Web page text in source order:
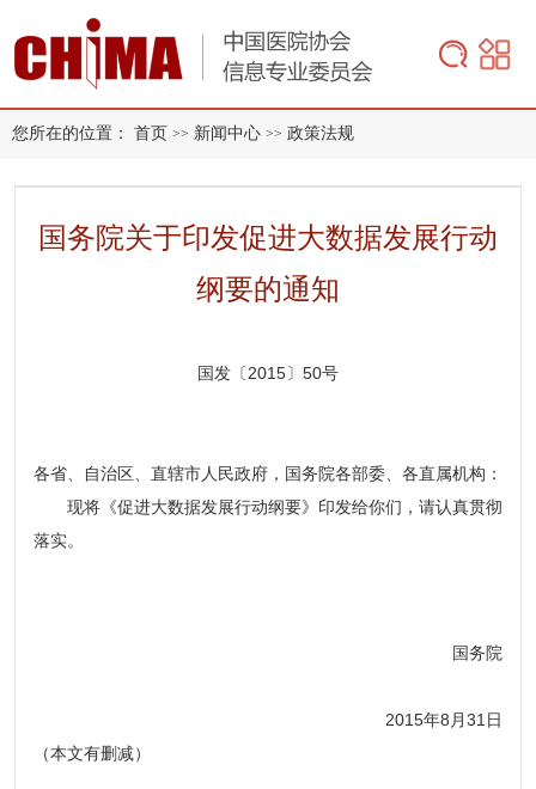
您所在的位置： 首页 >> 新闻中心 >> 政策法规
国务院关于印发促进大数据发展行动
纲要的通知
国发〔2015〕50号
各省、自治区、直辖市人民政府，国务院各部委、各直属机构：
现将《促进大数据发展行动纲要》印发给你们，请认真贯彻
落实。
国务院
2015年8月31日
（本文有删减）